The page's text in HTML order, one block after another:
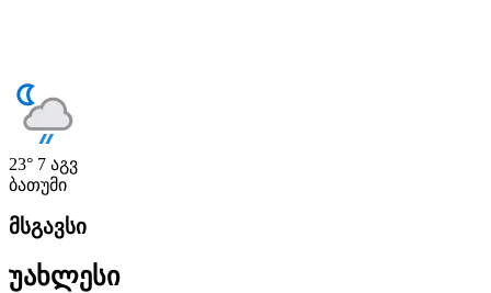
23° 7 აგვ
ბათუმი
მსგავსი
უახლესი